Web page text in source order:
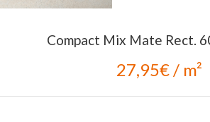
Compact Mix Mate Rect.
27,95€ / m²